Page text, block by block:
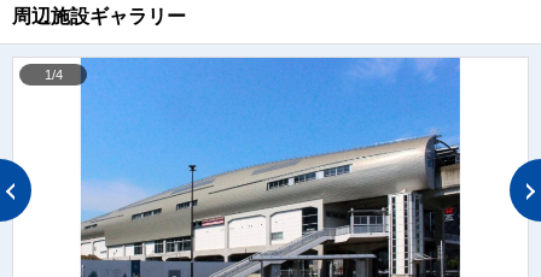
周辺施設ギャラリー
1/4